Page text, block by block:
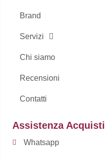
Brand
Servizi
Chi siamo
Recensioni
Contatti
Assistenza Acquisti
Whatsapp